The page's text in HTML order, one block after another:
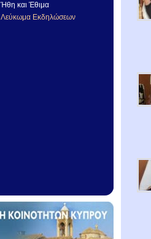
Ήθη και Έθιμα
Λεύκωμα Εκδηλώσεων